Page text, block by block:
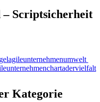
– Scriptsicherheit
Kategorie